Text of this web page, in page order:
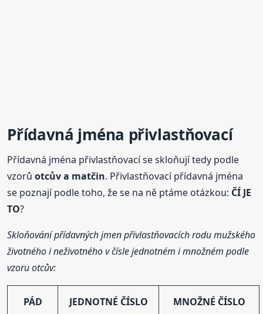
Přídavná jména přivlastňovací
Přídavná jména přivlastňovací se skloňují tedy podle
vzorůotcův a matčin. Přivlastňovací přídavná jména
se poznají podle toho, že se na ně ptáme otázkou: ČÍ JE
TO?
Skloňování přídavných jmen přivlastňovacích rodu mužského
životného i neživotného v čísle jednotném i množném podle
vzoru otcův:
PÁD JEDNOTNÉ ČÍSLO MNOŽNÉ ČÍSLO